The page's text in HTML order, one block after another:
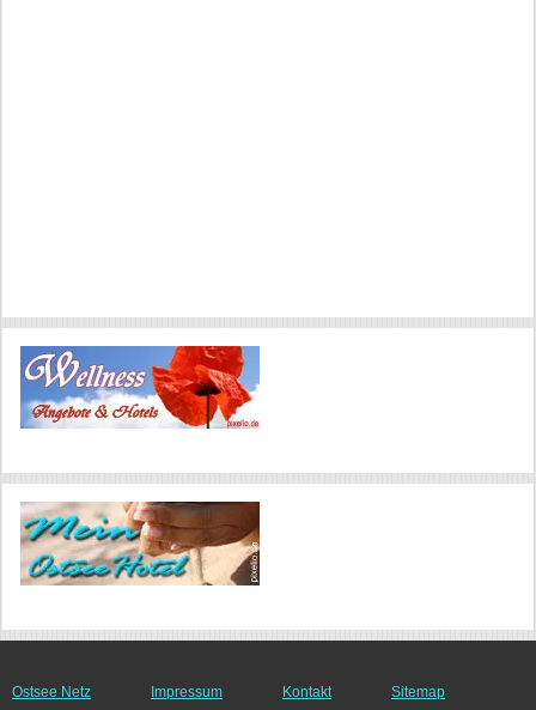
Ostsee Netz Impressum Kontakt Sitemap